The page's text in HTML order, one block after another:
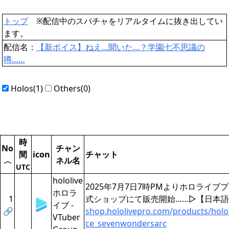
トップ※配信中のスパチャをリアルタイムに抜き出してい
ます。
配信名：
【新ボイス】ねえ…聞いた…？学園七不思議の
噂……
Holos(1) Others(0)
No
〈
時
間
UTC
icon
チャン
ネル名
チャット
1
🔗
hololive
ホロラ
イブ -
VTuber
2025年7月7日7時PMよりホロライブ
式ショップにて販売開始……▷【日本
shop.hololivepro.com/products/
ce_sevenwondersarc